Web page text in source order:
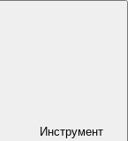
Инструмент